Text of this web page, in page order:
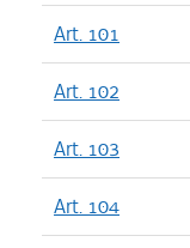
Art. 101
Art. 102
Art. 103
Art. 104